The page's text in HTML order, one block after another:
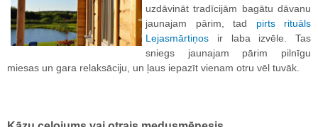
uzdāvināt tradīcijām bagātu dāvanu
jaunajam pārim, tad pirts rituāls
Lejasmārtiņos ir laba izvēle. Tas
sniegs jaunajam pārim pilnīgu
miesas un gara relaksāciju, un ļaus iepazīt vienam otru vēl tuvāk.